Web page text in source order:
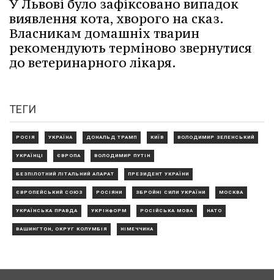
У Львові було зафіксовано випадок
виявлення кота, хворого на сказ.
Власникам домашніх тварин
рекомендують терміново звернутися
до ветеринарного лікаря.
ТЕГИ
РОСІЯ УКРАЇНА ДОНАЛЬД ТРАМП КИЇВ ВОЛОДИМИР ЗЕЛЕНСЬКИЙ
УКРАЇНЦІ ЄВРОПА ВОЛОДИМИР ПУТІН
БЕЗПІЛОТНИЙ ЛІТАЛЬНИЙ АПАРАТ ПРЕЗИДЕНТ УКРАЇНИ
ЄВРОПЕЙСЬКИЙ СОЮЗ РОСІЯНИ ЗБРОЙНІ СИЛИ УКРАЇНИ МОСКВА
УКРАЇНСЬКА ПРАВДА УКРІНФОРМ РОСІЙСЬКА МОВА НАТО
ВАШИНГТОН, ОКРУГ КОЛУМБІЯ НІМЕЧЧИНА